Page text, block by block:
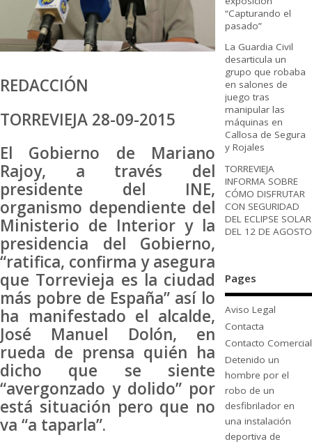
REDACCIÓN
TORREVIEJA 28-09-2015
El Gobierno de Mariano
Rajoy, a través del
presidente del INE,
organismo dependiente del
Ministerio de Interior y la
presidencia del Gobierno,
“ratifica, confirma y asegura
que Torrevieja es la ciudad
más pobre de España” así lo
ha manifestado el alcalde,
José Manuel Dolón, en
rueda de prensa quién ha
dicho que se siente
“avergonzado y dolido” por
está situación pero que no
va “a taparla”.
“Capturando el
pasado”
La Guardia Civil
desarticula un
grupo que robaba
en salones de
juego tras
manipular las
máquinas en
Callosa de Segura
y Rojales
TORREVIEJA
INFORMA SOBRE
CÓMO DISFRUTAR
CON SEGURIDAD
DEL ECLIPSE SOLAR
DEL 12 DE AGOSTO
Pages
Aviso Legal
Contacta
Contacto Comercial
Detenido un
hombre por el
robo de un
desfibrilador en
una instalación
deportiva de